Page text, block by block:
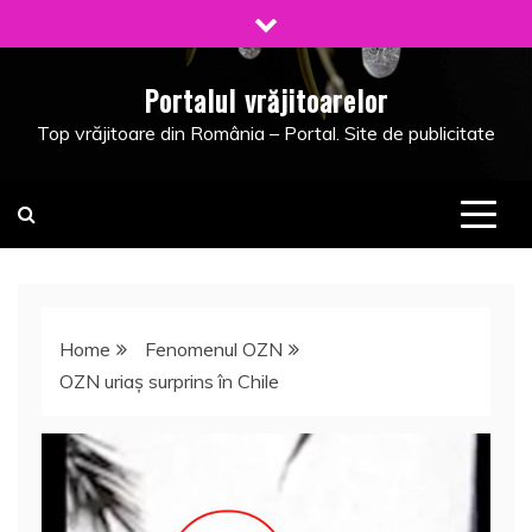
to
Portalul vrăjitoarelor
Top vrăjitoare din România – Portal. Site de publicitate
Home
Fenomenul OZN
OZN uriaş surprins în Chile